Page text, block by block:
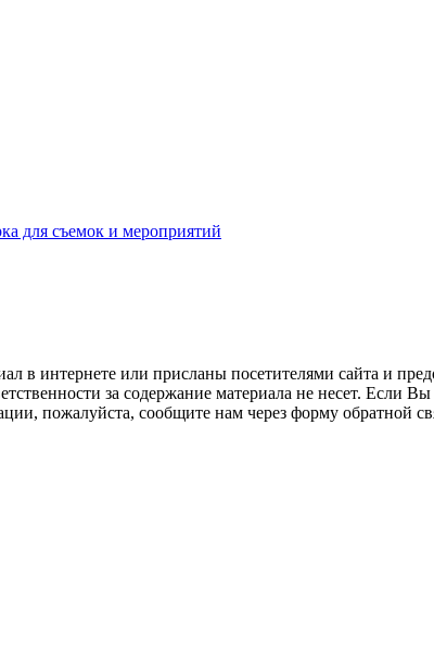
для съемок и мероприятий
интернете или присланы посетителями сайта и
за содержание материала не несет. Если
пожалуйста, сообщите нам через форму обратной